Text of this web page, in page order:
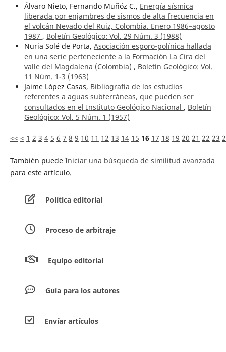
Álvaro Nieto, Fernando Muñóz C., Energía sísmica
liberada por enjambres de sismos de alta frecuencia en
el volcán Nevado del Ruiz, Colombia. Enero 1986–agosto
1987 , Boletín Geológico: Vol. 29 Núm. 3 (1988)
Nuria Solé de Porta, Asociación esporo-polínica hallada
en una serie perteneciente a la Formación La Cira del
valle del Magdalena (Colombia) , Boletín Geológico: Vol.
11 Núm. 1-3 (1963)
Jaime López Casas, Bibliografía de los estudios
referentes a aguas subterráneas, que pueden ser
consultados en el Instituto Geológico Nacional , Boletín
Geológico: Vol. 5 Núm. 1 (1957)
<< < 1 2 3 4 5 6 7 8 9 10 11 12 13 14 15 16 17 18 19 20 21 22 23
También puede Iniciar una búsqueda de similitud avanzada
para este artículo.
Política editorial
Proceso de arbitraje
Equipo editorial
Guía para los autores
Envíar artículos